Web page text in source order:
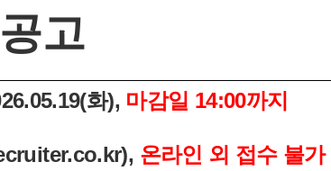
고
화), 마감일 14:00까지
온라인 외 접수 불가